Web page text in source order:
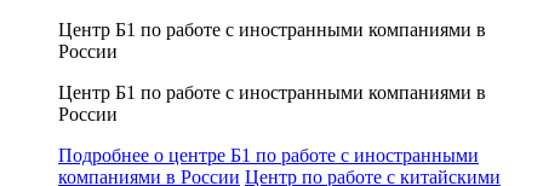
Центр Б1 по работе с иностранными компаниями в
России
Центр Б1 по работе с иностранными компаниями в
России
Подробнее о центре Б1 по работе с иностранными
компаниями в России Центр по работе с китайскими